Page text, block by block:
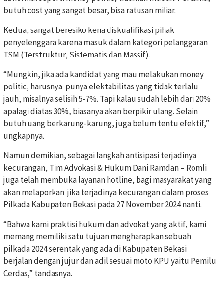
butuh cost yang sangat besar, bisa ratusan miliar.
Kedua, sangat beresiko kena diskualifikasi pihak
penyelenggara karena masuk dalam kategori pelanggaran
TSM (Terstruktur, Sistematis dan Massif).
“Mungkin, jika ada kandidat yang mau melakukan money
politic, harusnya punya elektabilitas yang tidak terlalu
jauh, misalnya selisih 5-7%. Tapi kalau sudah lebih dari 20%
apalagi diatas 30%, biasanya akan berpikir ulang. Selain
butuh uang berkarung-karung, juga belum tentu efektif,”
ungkapnya.
Namun demikian, sebagai langkah antisipasi terjadinya
kecurangan, Tim Advokasi & Hukum Dani Ramdan – Romli
juga telah membuka layanan hotline, bagi masyarakat yang
akan melaporkan jika terjadinya kecurangan dalam proses
Pilkada Kabupaten Bekasi pada 27 November 2024 nanti.
“Bahwa kami praktisi hukum dan advokat yang aktif, kami
memang memiliki satu tujuan mengharapkan sebuah
pilkada 2024 serentak yang ada di Kabupaten Bekasi
berjalan dengan jujur dan adil sesuai moto KPU yaitu Pemilu
Cerdas,” tandasnya.